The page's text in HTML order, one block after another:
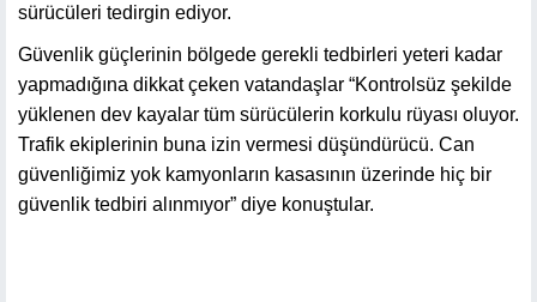
sürücüleri tedirgin ediyor.
Güvenlik güçlerinin bölgede gerekli tedbirleri yeteri kadar
yapmadığına dikkat çeken vatandaşlar “Kontrolsüz şekilde
yüklenen dev kayalar tüm sürücülerin korkulu rüyası oluyor.
Trafik ekiplerinin buna izin vermesi düşündürücü. Can
güvenliğimiz yok kamyonların kasasının üzerinde hiç bir
güvenlik tedbiri alınmıyor” diye konuştular.